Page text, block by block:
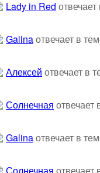
Lady in Red
Galinaотвечает в
Алексей отвечает в
Солнечная отвечает
Galinaотвечает в